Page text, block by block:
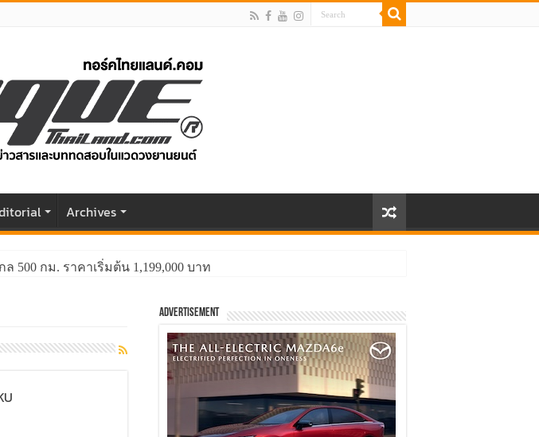
Archives
ล 500 กม. ราคาเริ่มต้น 1,199,000 บาท
Advertisement